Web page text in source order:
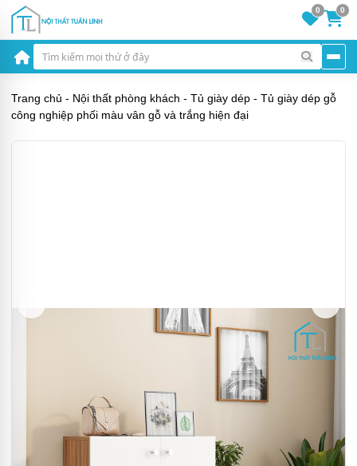
0 0
Trang chủ - Nội thất phòng khách - Tủ giày dép - Tủ giày dép gỗ
công nghiệp phối màu vân gỗ và trắng hiện đại